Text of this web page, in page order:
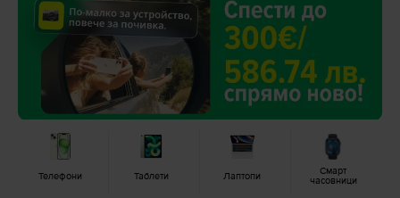
Телефони Таблети Лаптопи
Смарт
часовници